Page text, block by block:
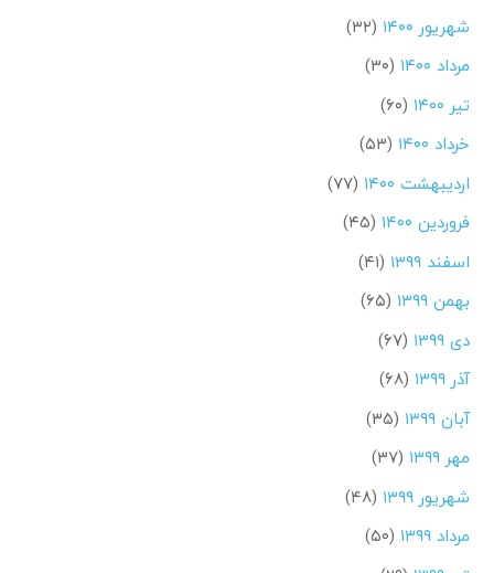
شهریور ۱۴۰۰
(۳۲)
مرداد ۱۴۰۰
(۳۰)
تیر ۱۴۰۰
(۶۰)
خرداد ۱۴۰۰
(۵۳)
اردیبهشت ۱۴۰۰
(۷۷)
فروردین ۱۴۰۰
(۴۵)
اسفند ۱۳۹۹
(۴۱)
بهمن ۱۳۹۹
(۶۵)
دی ۱۳۹۹
(۶۷)
آذر ۱۳۹۹
(۶۸)
آبان ۱۳۹۹
(۳۵)
مهر ۱۳۹۹
(۳۷)
شهریور ۱۳۹۹
(۴۸)
مرداد ۱۳۹۹
(۵۰)